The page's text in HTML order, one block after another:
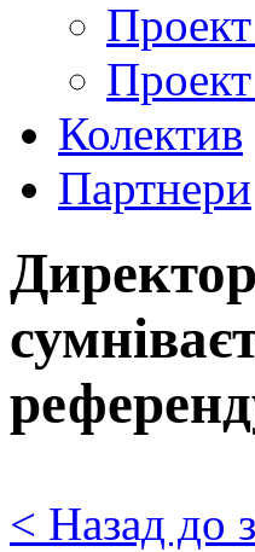
Колектив
Партнери
< Назад до